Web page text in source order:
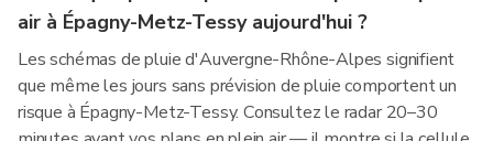
air à Épagny-Metz-Tessy aujourd'hui ?
Les schémas de pluie d'Auvergne-Rhône-Alpes signifient
que même les jours sans prévision de pluie comportent un
risque à Épagny-Metz-Tessy. Consultez le radar 20–30